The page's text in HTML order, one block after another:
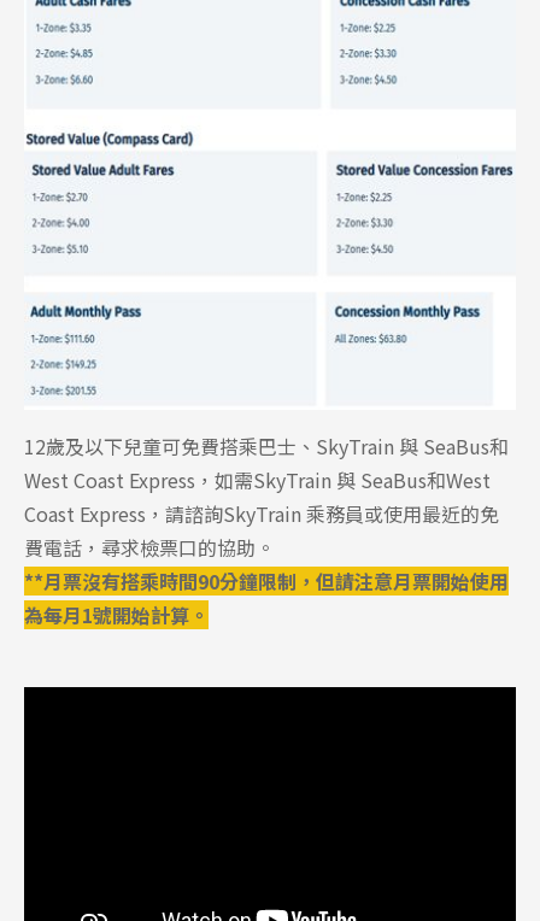
12歲及以下兒童可免費搭乘巴士、SkyTrain 與 SeaBus和
West Coast Express， 如需SkyTrain 與 SeaBus和West
Coast Express，請諮詢SkyTrain 乘務員或使用最近的免
費電話，尋求檢票口的協助。
**月票沒有搭乘時間90分鐘限制，但請注意月票開始使用
為每月1號開始計算。